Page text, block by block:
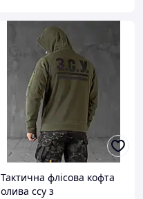
Тактична флісова кофта
олива ссу з